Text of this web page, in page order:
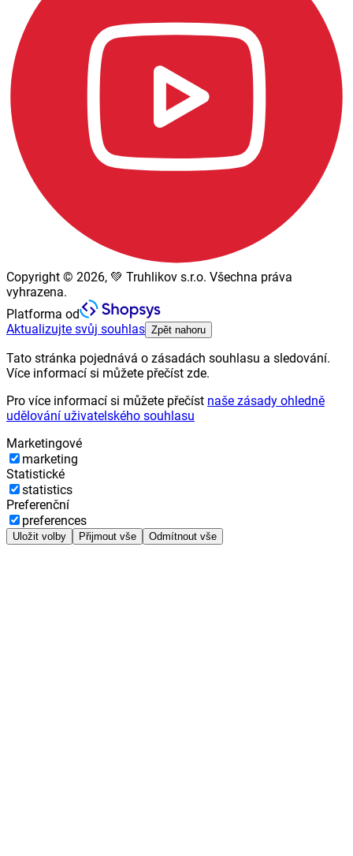
Copyright © 2026, 💚 Truhlikov s.r.o. Všechna práva
vyhrazena.
Platforma od
Aktualizujte svůj souhlas Zpět nahoru
Tato stránka pojednává o zásadách souhlasu a sledování.
Více informací si můžete přečíst zde.
Pro více informací si můžete přečíst naše zásady ohledně
udělování uživatelského souhlasu
Marketingové
marketing
Statistické
statistics
Preferenční
preferences
Uložit volby Přijmout vše Odmítnout vše